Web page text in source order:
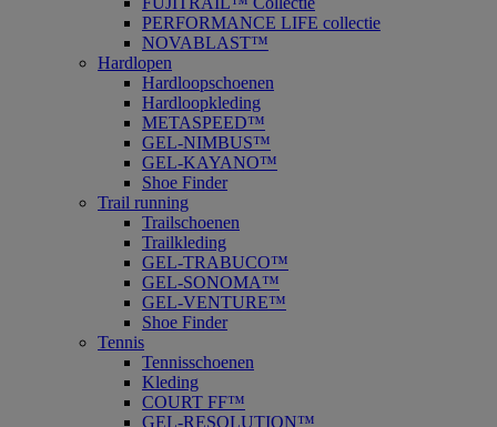
PERFORMANCE LIFE collectie
NOVABLAST™
Hardlopen
Hardloopschoenen
Hardloopkleding
METASPEED™
GEL-NIMBUS™
GEL-KAYANO™
Shoe Finder
Trail running
Trailschoenen
Trailkleding
GEL-TRABUCO™
GEL-SONOMA™
GEL-VENTURE™
Shoe Finder
Tennis
Tennisschoenen
Kleding
COURT FF™
GEL-RESOLUTION™